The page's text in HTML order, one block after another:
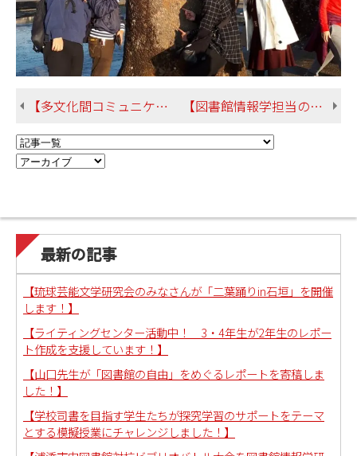
【多文化間コミュニケーションコースのご紹介 留学生による「学習成果発表会」が開催されました！】 【図書館情報学担当の山口先生が学校の先生や図書館員さん向けの著作権講習の講師を務めました】
最新の記事
【琉球芸能文学研究会のみなさんが「二葉踊りin石垣」を開催
します！】
【ライティングセンター活動中！ 3・4年生が2年生のレポー
ト作成を支援しています！】
【山口先生が「図書館の自由」をめぐるレポートを寄稿しま
した！】
【学校司書を目指す学生たちが探究学習のサポートをテーマ
とする模擬授業にチャレンジしました！】